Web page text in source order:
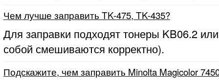
Чем лучше заправить TK-475, TK-435?
Для заправки подходят тонеры KB06.2
собой смешиваются корректно).
Подскажите, чем заправить Minolta Magicolor